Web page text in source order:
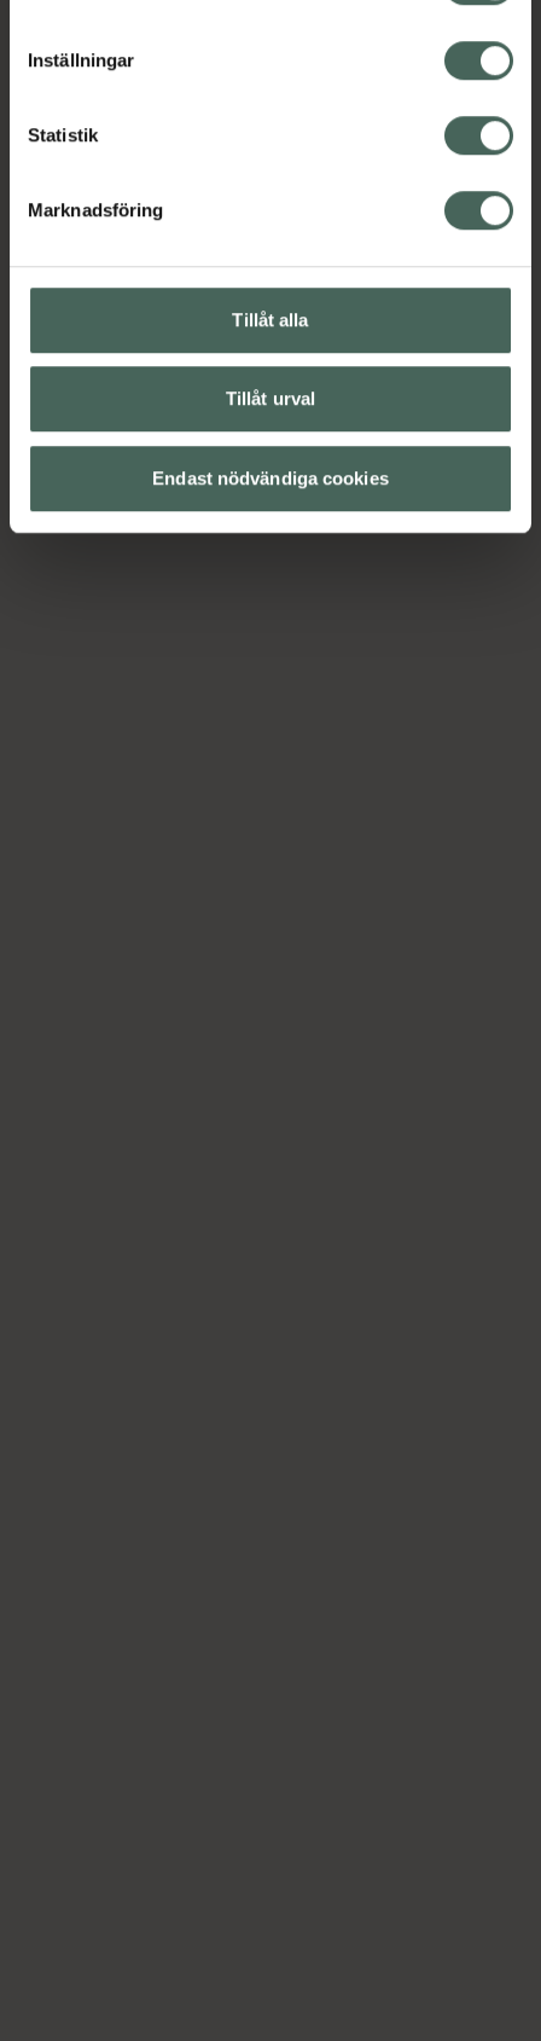
cookieinställningar. Ett återkallat samtycke påverkar inte
lagligheten av behandling som skett innan återkallelsen.
Inställningar
Statistik
Marknadsföring
Tillåt alla
Tillåt urval
Endast nödvändiga cookies